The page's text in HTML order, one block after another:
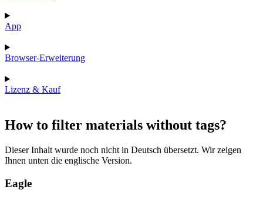
App
Browser-Erweiterung
Lizenz & Kauf
How to filter materials without tags?
Dieser Inhalt wurde noch nicht in Deutsch übersetzt. Wir zeigen
Ihnen unten die englische Version.
Eagle